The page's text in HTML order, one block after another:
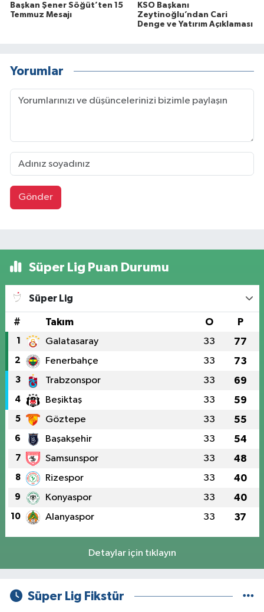
Başkan Şener Söğüt’ten 15
Temmuz Mesajı
KSO Başkanı
Zeytinoğlu’ndan Cari
Denge ve Yatırım Açıklaması
Yorumlar
Gönder
Süper Lig Puan Durumu
Süper Lig
# Takım O P
1 Galatasaray 33 77
2 Fenerbahçe 33 73
3 Trabzonspor 33 69
4 Beşiktaş 33 59
5 Göztepe 33 55
6 Başakşehir 33 54
7 Samsunspor 33 48
8 Rizespor 33 40
9 Konyaspor 33 40
10 Alanyaspor 33 37
Detaylar için tıklayın
Süper Lig Fikstür